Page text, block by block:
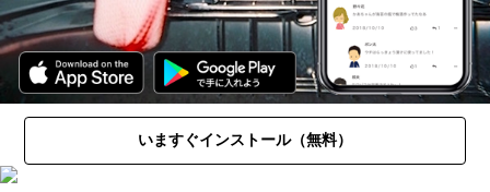
いますぐインストール（無料）